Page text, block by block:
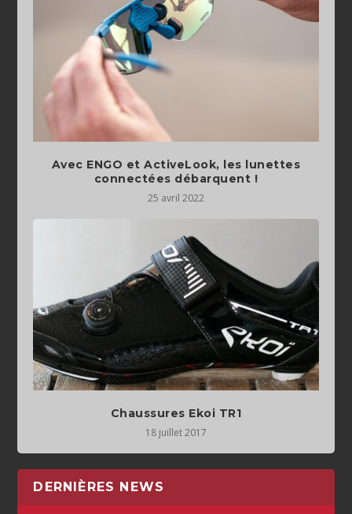
Avec ENGO et ActiveLook, les lunettes
connectées débarquent !
25 avril 2022
Chaussures Ekoi TR1
18 juillet 2017
DERNIÈRES NEWS